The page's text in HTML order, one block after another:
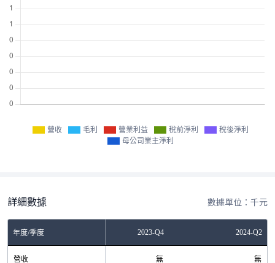
營收 毛利 營業利益 稅前淨利
稅後淨利
母公司業主淨利
詳細數據 數據單位：千元
年度/季度2023-Q2 2023-Q4 2024-Q2
營收 無 無